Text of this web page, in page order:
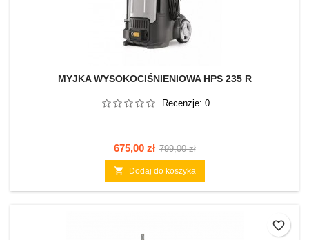
MYJKA WYSOKOCIŚNIENIOWA HPS 235 R
Recenzje: 0
Cena
675,00 zł Cena
podstawowa
799,00 zł
 Dodaj do koszyka
favorite_border